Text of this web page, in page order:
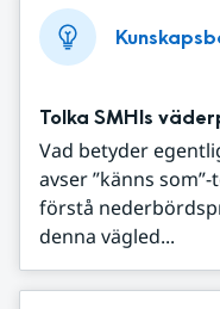
Tolka SMHIs
Vad betyder
avser ”känns
förstå
denna vägled...